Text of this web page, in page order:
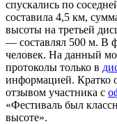
спускались по
составила 4,5 км,
высоты на третьей
— составлял 500 м. В
человек. На данный
протоколы только в
информацией. Кратко
отзывом участника с
«Фестиваль был
высоте».